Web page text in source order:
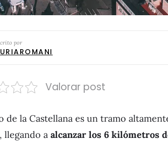
por
Valorar post
de la Castellana es un tramo
llegando a alcanzar los 6 kilómetros